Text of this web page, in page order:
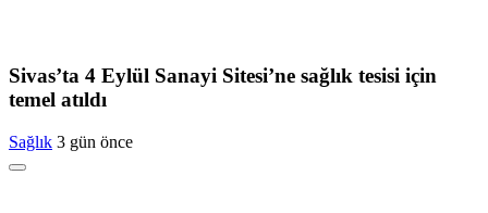
Sivas’ta 4 Eylül Sanayi Sitesi’ne sağlık tesisi için
temel atıldı
Sağlık 3 gün önce